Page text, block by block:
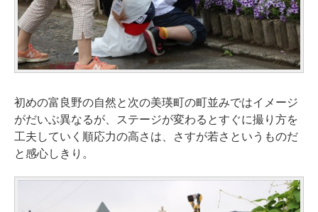
初めの富良野の自然と次の美瑛町の町並みではイメージ
がだいぶ異なるが、ステージが変わるとすぐに撮り方を
工夫していく順応力の高さは、さすが若さというものだ
と感心しきり。